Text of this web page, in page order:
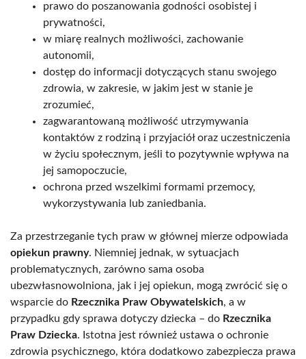
prawo do poszanowania godności osobistej i
prywatności,
w miarę realnych możliwości, zachowanie
autonomii,
dostęp do informacji dotyczących stanu swojego
zdrowia, w zakresie, w jakim jest w stanie je
zrozumieć,
zagwarantowaną możliwość utrzymywania
kontaktów z rodziną i przyjaciół oraz uczestniczenia
w życiu społecznym, jeśli to pozytywnie wpływa na
jej samopoczucie,
ochrona przed wszelkimi formami przemocy,
wykorzystywania lub zaniedbania.
Za przestrzeganie tych praw w głównej mierze odpowiada
opiekun prawny. Niemniej jednak, w sytuacjach
problematycznych, zarówno sama osoba
ubezwłasnowolniona, jak i jej opiekun, mogą zwrócić się o
wsparcie do Rzecznika Praw Obywatelskich, a w
przypadku gdy sprawa dotyczy dziecka – do Rzecznika
Praw Dziecka. Istotna jest również ustawa o ochronie
zdrowia psychicznego, która dodatkowo zabezpiecza prawa